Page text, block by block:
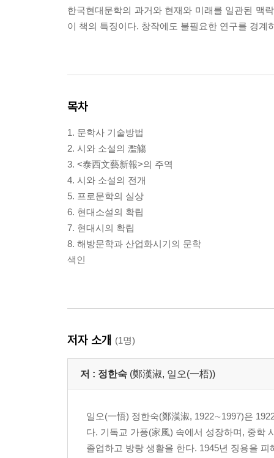
한국현대문학의 과거와 현재와 미래를 일관된 맥
이 책의 특징이다. 창작에도 불필요한 연구를 경
목차
1. 문학사 기술방법
2. 시와 소설의 濫觴
3. <泰西文藝新報>의 주역
4. 시와 소설의 전개
5. 프로문학의 실상
6. 현대소설의 확립
7. 현대시의 확립
8. 해방문학과 산업화시기의 문학
색인
저자 소개 (1명)
저 : 정한숙 (鄭漢淑, 일오(一梧))
일오(一悟) 정한숙(鄭漢淑, 1922∼1997)은
다. 기독교 가풍(家風) 속에서 성장하며, 중학
졸업하고 방랑 생활을 한다. 1945년 징용을